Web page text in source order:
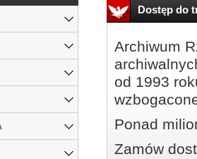
Dostęp do
Archiwum
od 1993
Ponad
Zamów